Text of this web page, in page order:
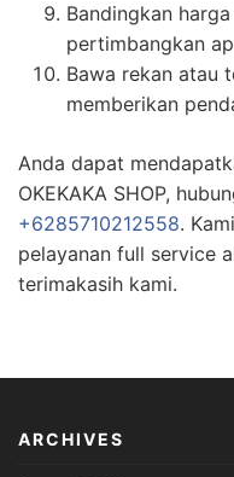
Bandingkan
pertimbangkan
Bawa rekan atau
memberikan
Anda dapat
OKEKAKA SHOP,
+6285710212558.
pelayanan full service
terimakasih kami.
ARCHIVES